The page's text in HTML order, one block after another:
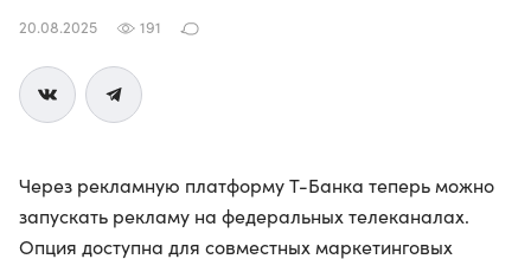
20.08.2025 191
Через рекламную платформу Т-Банка теперь можно
запускать рекламу на федеральных телеканалах.
Опция доступна для совместных маркетинговых